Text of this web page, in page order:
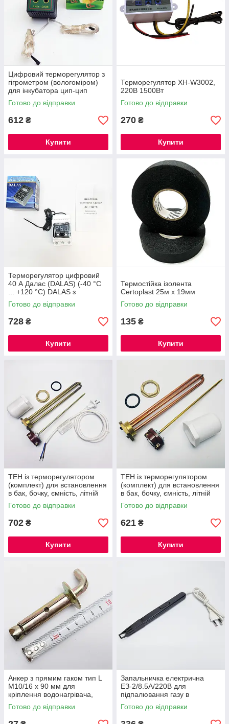
Цифровий терморегулятор з
гігрометром (вологоміром)
для інкубатора цип-цип
Готово до відправки
612 ₴
Купити
Терморегулятор XH-W3002,
220В 1500Вт
Готово до відправки
270 ₴
Купити
Терморегулятор цифровий
40 А Далас (DALAS) (-40 °С
... +120 °С) DALAS з
«ліфтовими» контактами
Готово до відправки
728 ₴
Купити
Термостійка ізолента
Certoplast 25м x 19мм
Готово до відправки
135 ₴
Купити
ТЕН із терморегулятором
(комплект) для встановлення
в бак, бочку, ємність, літній
душ, резервуар із кабелем
Готово до відправки
702 ₴
Купити
ТЕН із терморегулятором
(комплект) для встановлення
в бак, бочку, ємність, літній
душ, резервуар, радіатор,
котел
Готово до відправки
621 ₴
Купити
Анкер з прямим гаком тип L
M10/16 х 90 мм для
кріплення водонагрівача,
бойлера, ел. котла на стіну
Готово до відправки
Запальничка електрична
ЕЗ-2/8.5А/220В для
підпалювання газу в
пальниках газових плит
(Чебоксари)
Готово до відправки